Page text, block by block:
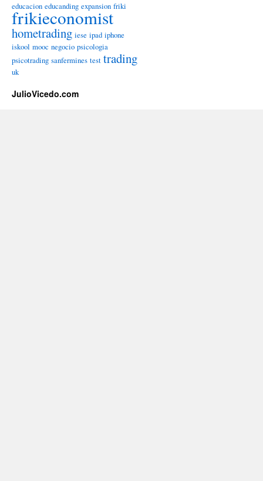
educacion educanding expansion friki
frikieconomist
hometrading iese ipad iphone
iskool mooc negocio psicologia
psicotrading sanfermines test trading
uk
JulioVicedo.com